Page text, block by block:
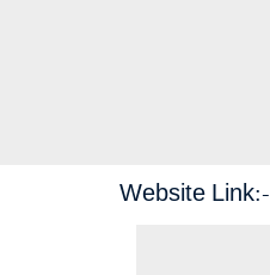
Website Link:-